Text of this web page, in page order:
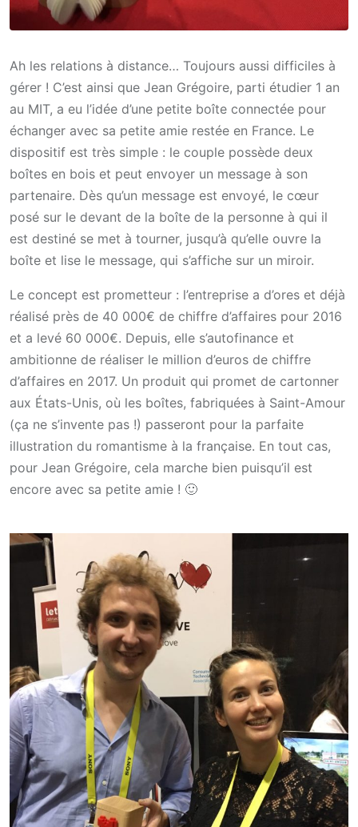
Ah les relations à distance… Toujours aussi difficiles à
gérer ! C’est ainsi que Jean Grégoire, parti étudier 1 an
au MIT, a eu l’idée d’une petite boîte connectée pour
échanger avec sa petite amie restée en France. Le
dispositif est très simple : le couple possède deux
boîtes en bois et peut envoyer un message à son
partenaire. Dès qu’un message est envoyé, le cœur
posé sur le devant de la boîte de la personne à qui il
est destiné se met à tourner, jusqu’à qu’elle ouvre la
boîte et lise le message, qui s’affiche sur un miroir.
Le concept est prometteur : l’entreprise a d’ores et déjà
réalisé près de 40 000€ de chiffre d’affaires pour 2016
et a levé 60 000€. Depuis, elle s’autofinance et
ambitionne de réaliser le million d’euros de chiffre
d’affaires en 2017. Un produit qui promet de cartonner
aux États-Unis, où les boîtes, fabriquées à Saint-Amour
(ça ne s’invente pas !) passeront pour la parfaite
illustration du romantisme à la française. En tout cas,
pour Jean Grégoire, cela marche bien puisqu’il est
encore avec sa petite amie ! 🙂